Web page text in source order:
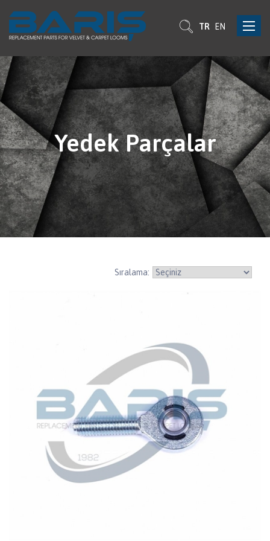
Toggle
TR EN
Yedek Parçalar
Sıralama: